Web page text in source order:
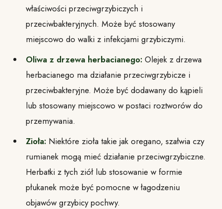
właściwości przeciwgrzybiczych i
przeciwbakteryjnych. Może być stosowany
miejscowo do walki z infekcjami grzybiczymi.
Oliwa z drzewa herbacianego:Olejek z drzewa
herbacianego ma działanie przeciwgrzybicze i
przeciwbakteryjne. Może być dodawany do kąpieli
lub stosowany miejscowo w postaci roztworów do
przemywania.
Zioła:Niektóre zioła takie jak oregano, szałwia czy
rumianek mogą mieć działanie przeciwgrzybiczne.
Herbatki z tych ziół lub stosowanie w formie
płukanek może być pomocne w łagodzeniu
objawów grzybicy pochwy.